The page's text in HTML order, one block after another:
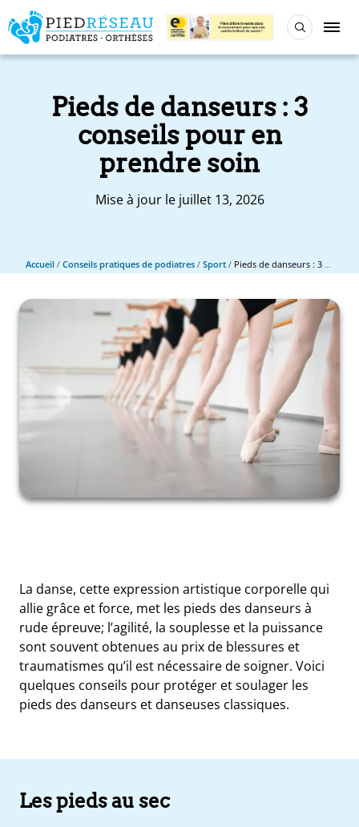
Pieds de danseurs : 3
conseils pour en
prendre soin
Mise à jour le juillet 13, 2026
Accueil / Conseils pratiques de podiatres / Sport / Pieds de danseurs : 3 conseils pour en prendre soin
La danse, cette expression artistique corporelle qui
allie grâce et force, met les pieds des danseurs à
rude épreuve; l’agilité, la souplesse et la puissance
sont souvent obtenues au prix de blessures et
traumatismes qu’il est nécessaire de soigner. Voici
quelques conseils pour protéger et soulager les
pieds des danseurs et danseuses classiques.
Les pieds au sec